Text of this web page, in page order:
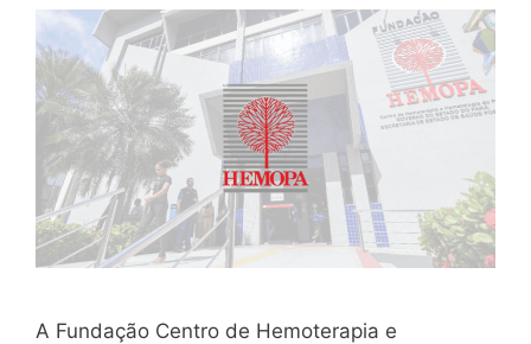
A Fundação Centro de Hemoterapia e